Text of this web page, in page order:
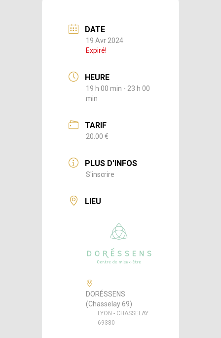
DATE
19 Avr 2024
Expiré!
HEURE
19 h 00 min - 23 h 00
min
TARIF
20.00 €
PLUS D'INFOS
S'inscrire
LIEU
DORÉSSENS
(Chasselay 69)
LYON - CHASSELAY
69380